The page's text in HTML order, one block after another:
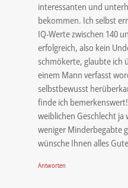
interessanten und
bekommen. Ich selbst
IQ-Werte zwischen 140
erfolgreich, also kein
schmökerte, glaubte ich
einem Mann verfasst
selbstbewusst
finde ich
weiblichen Geschlecht ja
weniger Minderbegabte
wünsche Ihnen alles
Antworten